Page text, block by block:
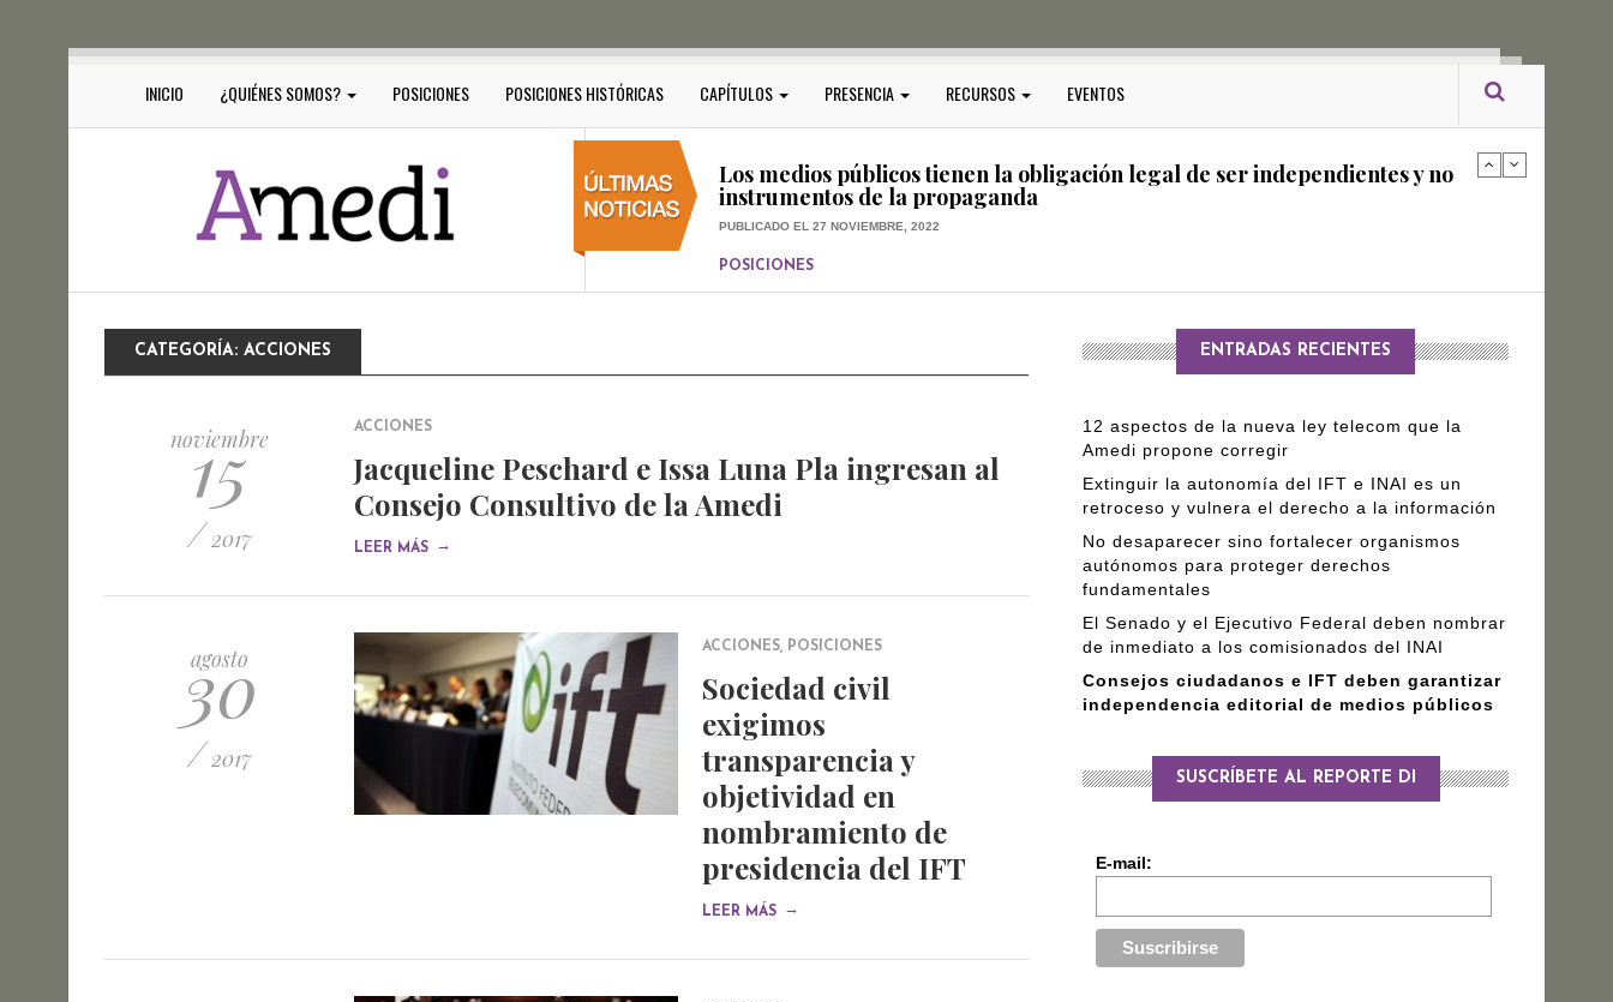
INICIO ¿QUIÉNES SOMOS? POSICIONES POSICIONES HISTÓRICAS CAPÍTULOS PRESENCIA RECURSOS EVENTOS
PUBLICADO EL 17 DICIEMBRE, 2022
Los medios públicos tienen la obligación legal de ser independientes y no
instrumentos de la propaganda
PUBLICADO EL 27 NOVIEMBRE, 2022
POSICIONES
Consejos ciudadanos e IFT deben garantizar independencia editorial de
CATEGORÍA: ACCIONES
noviembre
15
/ 2017
ACCIONES
Jacqueline Peschard e Issa Luna Pla ingresan al
Consejo Consultivo de la Amedi
LEER MÁS →
agosto
30
/ 2017
ACCIONES, POSICIONES
Sociedad civil
exigimos
transparencia y
objetividad en
nombramiento de
presidencia del IFT
LEER MÁS →
ENTRADAS RECIENTES
12 aspectos de la nueva ley telecom que la
Amedi propone corregir
Extinguir la autonomía del IFT e INAI es un
retroceso y vulnera el derecho a la información
No desaparecer sino fortalecer organismos
autónomos para proteger derechos
fundamentales
El Senado y el Ejecutivo Federal deben nombrar
de inmediato a los comisionados del INAI
Consejos ciudadanos e IFT deben garantizar
independencia editorial de medios públicos
SUSCRÍBETE AL REPORTE DI
E-mail: